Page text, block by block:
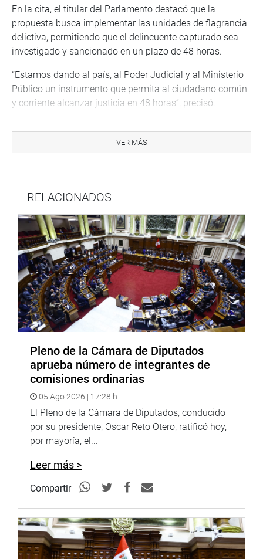
En la cita, el titular del Parlamento destacó que la
propuesta busca implementar las unidades de flagrancia
delictiva, permitiendo que el delincuente capturado sea
investigado y sancionado en un plazo de 48 horas.
“Estamos dando al país, al Poder Judicial y al Ministerio
Público un instrumento que permita al ciudadano común
y corriente alcanzar justicia en 48 horas”, precisó.
Lima informó que actualmente vienen funcionando seis
unidades de flagrancia en nuestro país, permitiendo que
de Justicia tengan un marco legal para coordinar y
“Los resultados son muy óptimos, porque tenemos un 85
% de efectividad emitiendo sentencias en menos de 48
horas”, dijo la magistrada.
Por ello, Vidal La Rosa Sánchez manifestó que es
importante el marco legal para que se trabaje de manera
coordinada y que los fiscales que tienen mucha carga
puedan estar en el mismo complejo de la unidad de
REUNIÓN CON OSITRAN
presidenta del Consejo Directivo del Organismo
Supervisor de la Inversión en Infraestructura de Uso
Público – Ositran, Verónica Zambrano Copello, quien
expresó su preocupación por el posible incumplimiento
de la Ley 31955, Ley de Endeudamiento del Sector Público
para el año fiscal 2024, a raíz de una ordenanza emitida
por la Municipalidad Metropolitana de Lima.
La funcionaria manifestó que con dicha ordenanza se
afectarían diversos proyectos de la capital, entre ellos, la
Línea 2 del Metro.
VER MÁS
RELACIONADOS
Pleno de la Cámara de Diputados
aprueba número de integrantes de
comisiones ordinarias
05 Ago 2026 | 17:28 h
El Pleno de la Cámara de Diputados, conducido
por su presidente, Oscar Reto Otero, ratificó hoy,
por mayoría, el...
Leer más >
Compartir